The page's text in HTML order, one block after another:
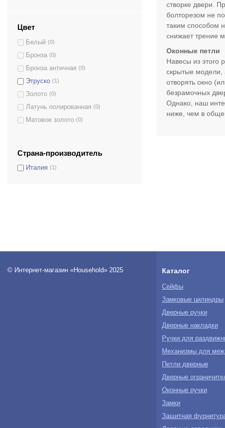
Kubikina Art.6100
Kubica Art.K6200
Kubica Art.6300
Kubica Art.6700 (0)
Kubica Art.7000
KUBI7 Art.7080 80/100кг
KUBI7 Art.7120 120/140кг
Atomika K8000 (0)
Цвет
Белый (0)
Бронза (0)
Бронза античная (0)
Этруско (1)
Золото (0)
Латунь полированная (0)
Матовое золото (0)
Хром матовый (0)
Черный (0)
Страна-производитель
Италия (1)
створке двери.
болторезом не
таким способом
снижает трение
Оконные петли
Навесы из этого
скрытые модели,
отворять окно
безрамочных
Однако, наш
ниже, чем в
© Интернет-магазин «Household» 2025 Каталог
Сейфы
Замковые цилиндры
Дверные ручки
Дверные накладки
Ручки для
Механизмы для
Петли дверные
Дверные
Оконные ручки
Замки
Защитная